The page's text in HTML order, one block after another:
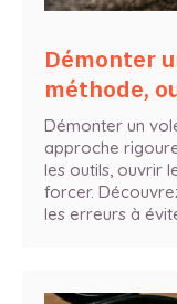
Démonter
méthode,
Démonter un
approche
les outils, ouvrir
forcer.
les erreurs à